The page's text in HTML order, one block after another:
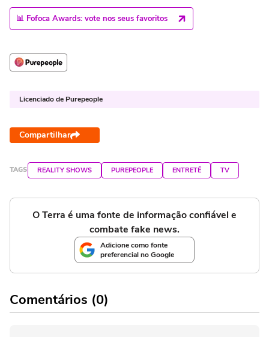
📊 Fofoca Awards: vote nos seus favoritos
Licenciado de Purepeople
Compartilhar
TAGS REALITY SHOWS PUREPEOPLE ENTRETÊ TV
O Terra é uma fonte de informação confiável e
combate fake news.
Adicione como fonte
preferencial no Google
Comentários (0)